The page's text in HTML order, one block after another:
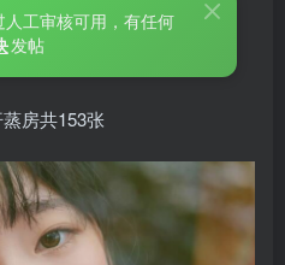
工审核可用，有任何
发帖
房共153张